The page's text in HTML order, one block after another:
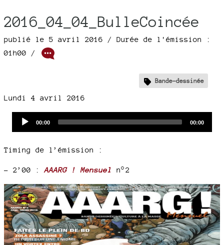
2016_04_04_BulleCoincée
publié le 5 avril 2016 / Durée de l'émission :
01h00 /
Bande-dessinée
Lundi 4 avril 2016
Current
00:00
Total
00:00
Timing de l’émission :
– 2’00 :AAARG ! Mensuel n°2